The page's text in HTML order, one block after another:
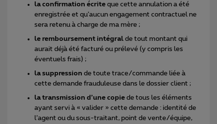
la confirmation écrite que cette annulation a été
enregistrée et qu’aucun engagement contractuel ne
sera retenu à charge de ma mère ;
le remboursement intégral de tout montant qui
aurait déjà été facturé ou prélevé (y compris les
éventuels frais) ;
la suppression de toute trace/commande liée à
cette demande frauduleuse dans le dossier client ;
la transmission d’une copie de tous les éléments
ayant servi à « valider » cette demande : identité de
l’agent ou du sous-traitant, point de vente/équipe,